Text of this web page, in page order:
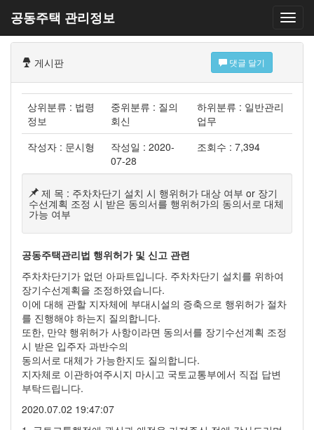
공동주택 관리정보
게시판 댓글 달기
상위분류 : 법령
정보
중위분류 : 질의
회신
하위분류 : 일반관리
업무
작성자 : 문시형
작성일 : 2020-
07-28
조회수 : 7,394
제 목 : 주차차단기 설치 시 행위허가 대상 여부 or 장기
수선계획 조정 시 받은 동의서를 행위허가의 동의서로 대체
가능 여부
공동주택관리법 행위허가 및 신고 관련
주차차단기가 없던 아파트입니다. 주차차단기 설치를 위하여
장기수선계획을 조정하였습니다.
이에 대해 관할 지자체에 부대시설의 증축으로 행위허가 절차
를 진행해야 하는지 질의합니다.
또한, 만약 행위허가 사항이라면 동의서를 장기수선계획 조정
시 받은 입주자 과반수의
동의서로 대체가 가능한지도 질의합니다.
지자체로 이관하여주시지 마시고 국토교통부에서 직접 답변
부탁드립니다.
2020.07.02 19:47:07